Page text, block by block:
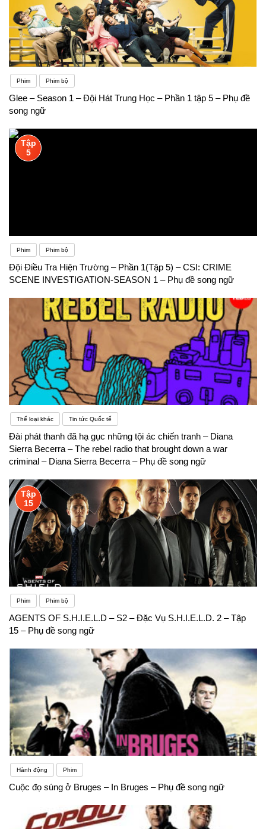
Phim Phim bộ
Glee – Season 1 – Đội Hát Trung Học – Phần 1 tập 5 – Phụ đề
song ngữ
Tập
5
Phim Phim bộ
Đội Điều Tra Hiện Trường – Phần 1(Tập 5) – CSI: CRIME
SCENE INVESTIGATION-SEASON 1 – Phụ đề song ngữ
Thể loại khác Tin tức Quốc tế
Đài phát thanh đã hạ gục những tội ác chiến tranh – Diana
Sierra Becerra – The rebel radio that brought down a war
criminal – Diana Sierra Becerra – Phụ đề song ngữ
Tập
15
Phim Phim bộ
AGENTS OF S.H.I.E.L.D – S2 – Đặc Vụ S.H.I.E.L.D. 2 – Tập
15 – Phụ đề song ngữ
Hành động Phim
Cuộc đọ súng ở Bruges – In Bruges – Phụ đề song ngữ